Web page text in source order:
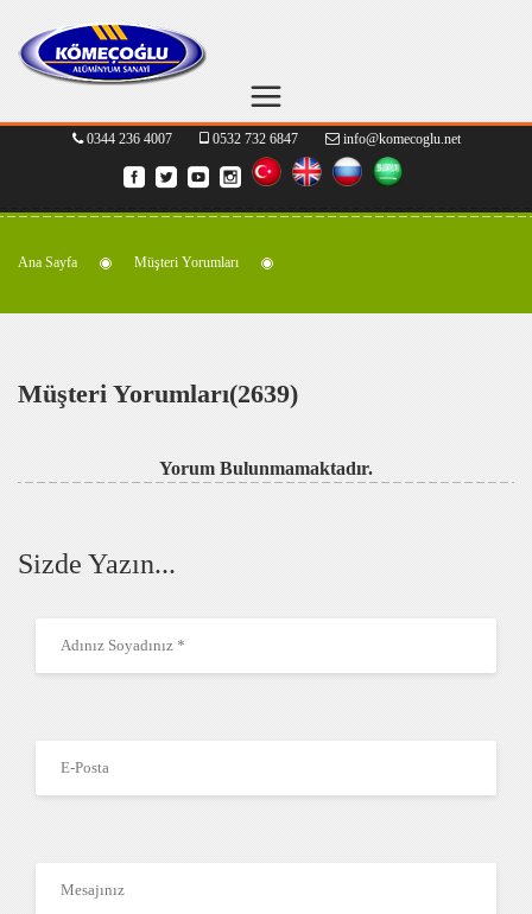
0344 236 4007 0532 732 6847 info@komecoglu.net
Ana Sayfa Müşteri Yorumları
Müşteri Yorumları(2639)
Yorum Bulunmamaktadır.
Sizde Yazın...